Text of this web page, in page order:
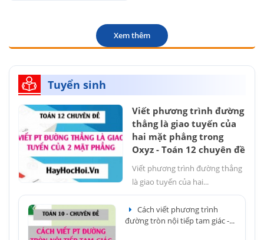
Xem thêm
Tuyển sinh
Viết phương trình đường
thẳng là giao tuyến của
hai mặt phẳng trong
Oxyz - Toán 12 chuyên đề
Viết phương trình đường thẳng
là giao tuyến của hai...
Cách viết phương trình
đường tròn nội tiếp tam giác -...